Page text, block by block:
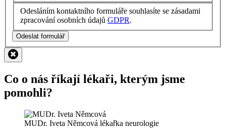
Odesláním kontaktního formuláře souhlasíte se zásadami
zpracování osobních údajů GDPR.
Odeslat formulář
Co o nás říkají lékaři, kterým jsme
pomohli?
MUDr. Iveta Němcová lékařka neurologie